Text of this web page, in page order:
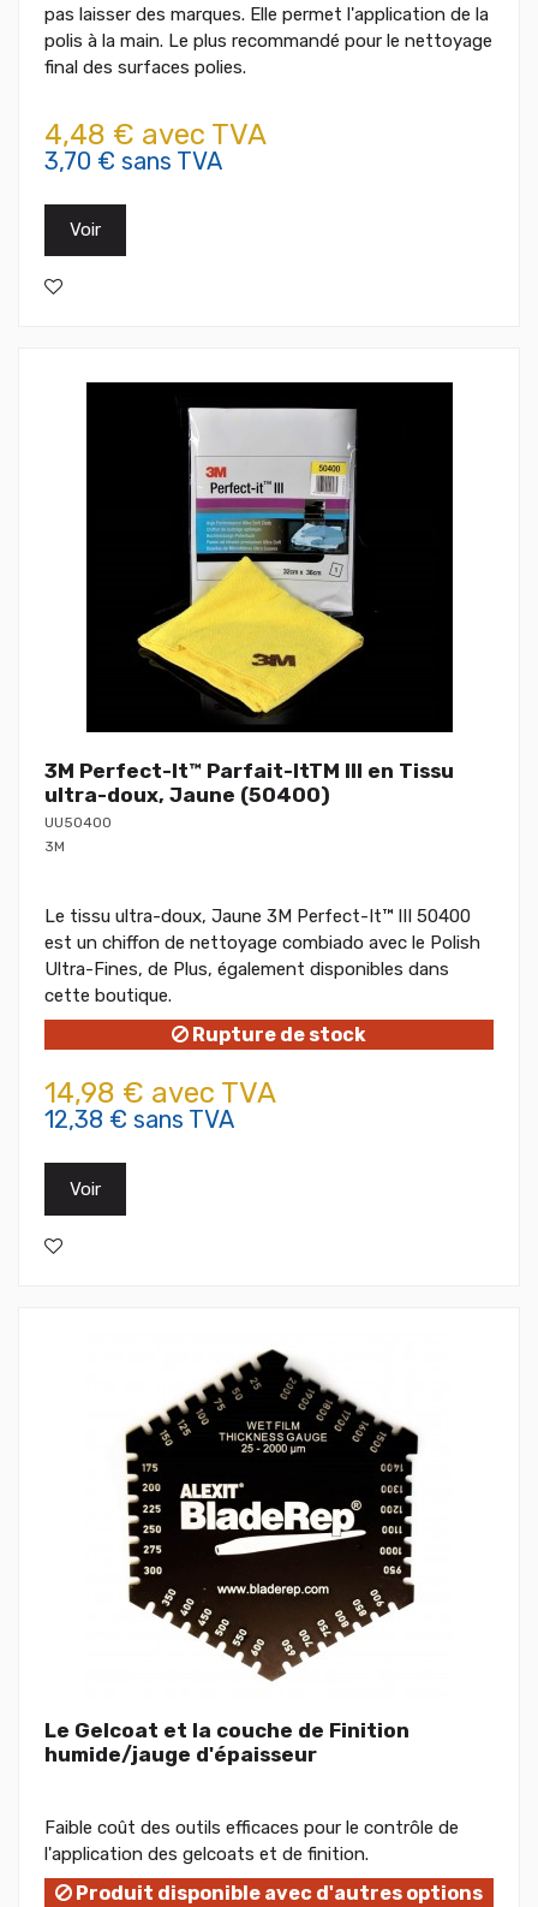
pas laisser des marques. Elle permet l'application de la
polis à la main. Le plus recommandé pour le nettoyage
final des surfaces polies.
4,48 € avec TVA
3,70 € sans TVA
Voir
3M Perfect-It™ Parfait-ItTM III en Tissu
ultra-doux, Jaune (50400)
UU50400
3M
Le tissu ultra-doux, Jaune 3M Perfect-It™ III 50400
est un chiffon de nettoyage combiado avec le Polish
Ultra-Fines, de Plus, également disponibles dans
cette boutique.
Rupture de stock
14,98 € avec TVA
12,38 € sans TVA
Voir
Le Gelcoat et la couche de Finition
humide/jauge d'épaisseur
Faible coût des outils efficaces pour le contrôle de
l'application des gelcoats et de finition.
Produit disponible avec d'autres options